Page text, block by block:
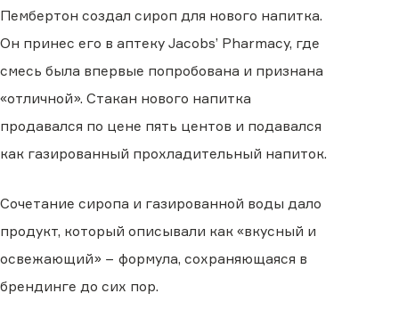
Пембертон создал сироп для нового напитка.
Он принес его в аптеку Jacobs’ Pharmacy, где
смесь была впервые попробована и признана
«отличной». Стакан нового напитка
продавался по цене пять центов и подавался
как газированный прохладительный напиток.
Сочетание сиропа и газированной воды дало
продукт, который описывали как «вкусный и
освежающий» − формула, сохраняющаяся в
брендинге до сих пор.